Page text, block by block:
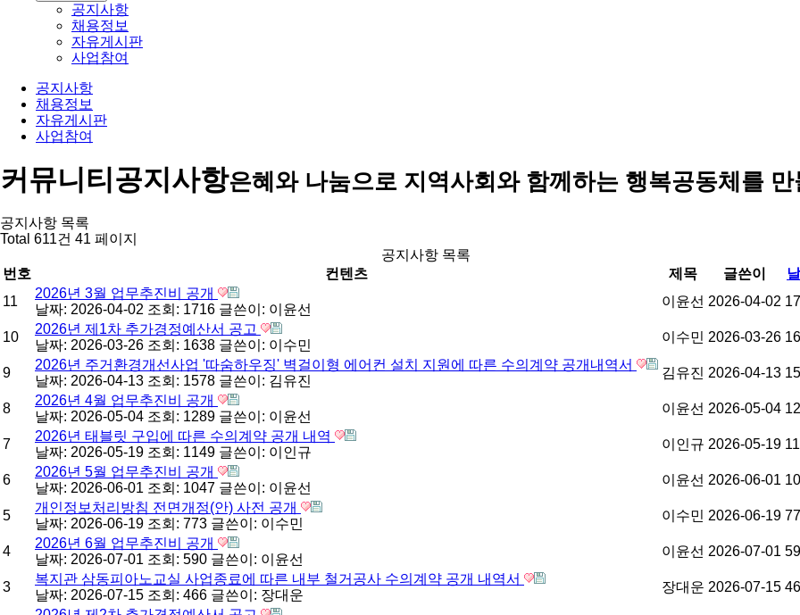
공지사항
채용정보
자유게시판
사업참여
공지사항
채용정보
자유게시판
사업참여
커뮤니티공지사항은혜와 나눔으로 지역사회와 함께하는 행복공동체를
공지사항 목록
Total 611건 41 페이지
공지사항 목록
번호
컨텐츠 제목 글쓴이
11
2026년 3월 업무추진비 공개
날짜: 2026-04-02 조회: 1716 글쓴이: 이윤선
이윤선 2026-04-02
10
2026년 제1차 추가경정예산서 공고
날짜: 2026-03-26 조회: 1638 글쓴이: 이수민
이수민 2026-03-26
9
2026년 주거환경개선사업 '따숨하우징' 벽걸이형 에어컨 설치 지원에 따른 수의계약 공개내역서
날짜: 2026-04-13 조회: 1578 글쓴이: 김유진
김유진 2026-04-13
8
2026년 4월 업무추진비 공개
날짜: 2026-05-04 조회: 1289 글쓴이: 이윤선
이윤선 2026-05-04
7
2026년 태블릿 구입에 따른 수의계약 공개 내역
날짜: 2026-05-19 조회: 1149 글쓴이: 이인규
이인규 2026-05-19
6
2026년 5월 업무추진비 공개
날짜: 2026-06-01 조회: 1047 글쓴이: 이윤선
이윤선 2026-06-01
5
개인정보처리방침 전면개정(안) 사전 공개
날짜: 2026-06-19 조회: 773 글쓴이: 이수민
이수민 2026-06-19
4
2026년 6월 업무추진비 공개
날짜: 2026-07-01 조회: 590 글쓴이: 이윤선
이윤선 2026-07-01
3
복지관 삼동피아노교실 사업종료에 따른 내부 철거공사 수의계약 공개 내역서
날짜: 2026-07-15 조회: 466 글쓴이: 장대운
장대운 2026-07-15